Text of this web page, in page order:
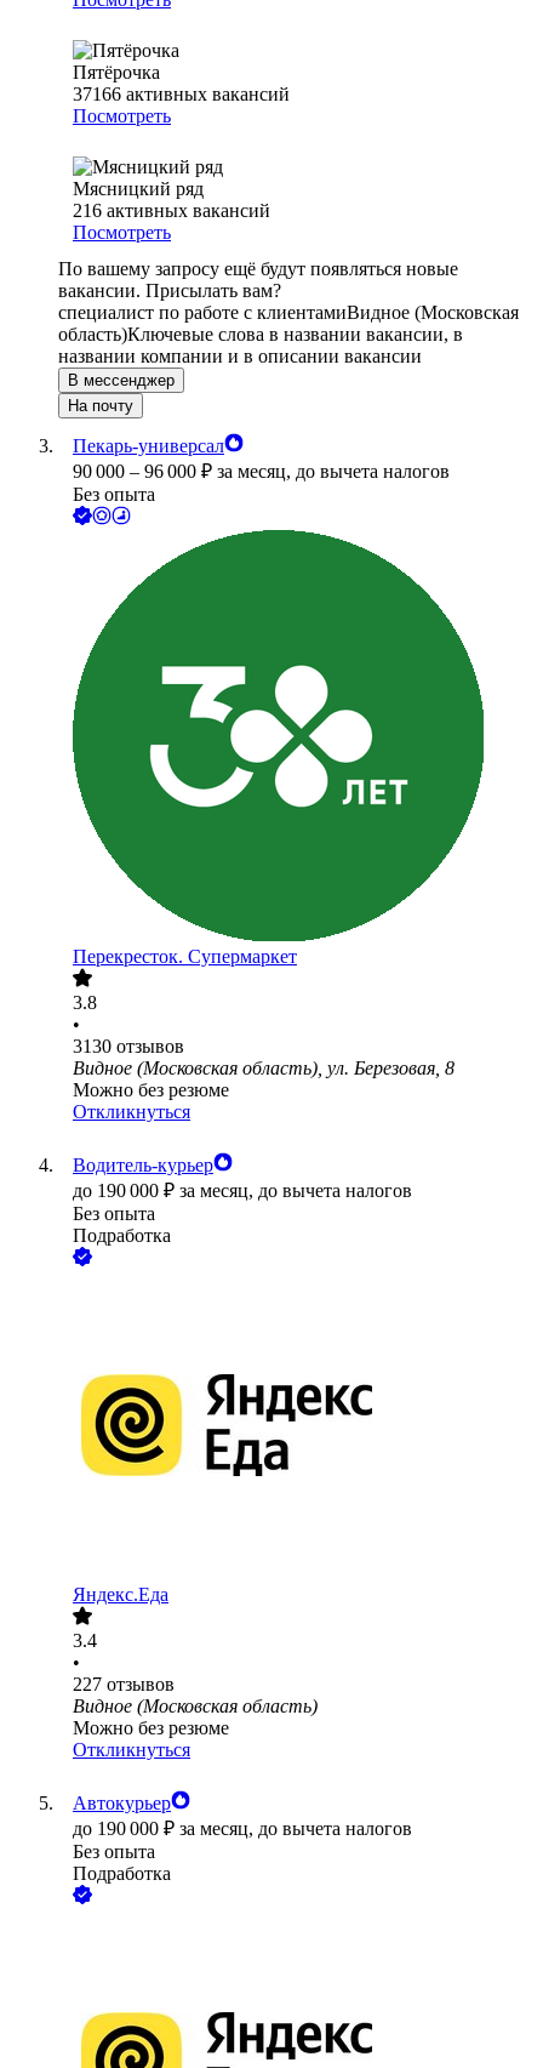
Пятёрочка
37166 активных вакансий
Посмотреть
Мясницкий ряд
216 активных вакансий
Посмотреть
По вашему запросу ещё будут появляться новые
вакансии. Присылать вам?
специалист по работе с клиентамиВидное (Московская
область)Ключевые слова в названии вакансии, в
названии компании и в описании вакансии
В мессенджер
На почту
Пекарь-универсал
90 000 – 96 000 ₽ за месяц, до вычета налогов
Без опыта
Перекресток. Супермаркет
3.8
•
3130 отзывов
Видное (Московская область), ул. Березовая, 8
Можно без резюме
Откликнуться
Водитель-курьер
до 190 000 ₽ за месяц, до вычета налогов
Без опыта
Подработка
Яндекс.Еда
3.4
•
227 отзывов
Видное (Московская область)
Можно без резюме
Откликнуться
Автокурьер
до 190 000 ₽ за месяц, до вычета налогов
Без опыта
Подработка